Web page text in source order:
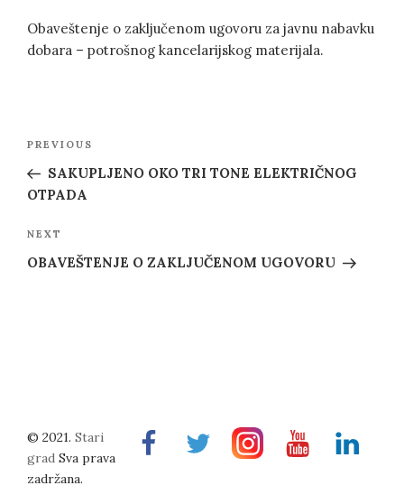
Obaveštenje o zaključenom ugovoru za javnu nabavku
dobara – potrošnog kancelarijskog materijala.
Previous
Post
PREVIOUS
SAKUPLJENO OKO TRI TONE ELEKTRIČNOG
OTPADA
Next
Post
NEXT
OBAVEŠTENJE O ZAKLJUČENOM UGOVORU
FacebookTwitterInstragramYoutubeLinkedin
© 2021. Stari
grad Sva prava
zadržana.